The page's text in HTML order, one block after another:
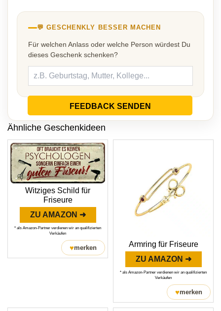
💬 GESCHENKLY BESSER MACHEN
Für welchen Anlass oder welche Person würdest Du
dieses Geschenk schenken?
FEEDBACK SENDEN
Ähnliche Geschenkideen
Witziges Schild für
Friseure
ZU AMAZON ➜
* als Amazon-Partner verdienen wir an qualifizierten
Verkäufen
♥merken
Armring für Friseure
ZU AMAZON ➜
* als Amazon-Partner verdienen wir an qualifizierten
Verkäufen
♥merken